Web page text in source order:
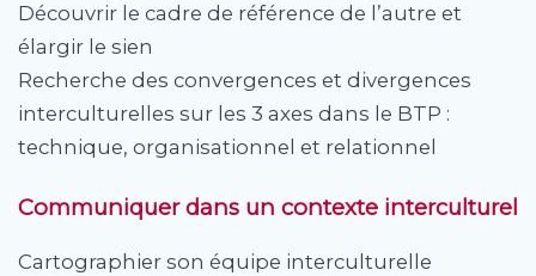
Découvrir le cadre de référence de l’autre et
élargir le sien
Recherche des convergences et divergences
interculturelles sur les 3 axes dans le BTP :
technique, organisationnel et relationnel
Communiquer dans un contexte interculturel
Cartographier son équipe interculturelle